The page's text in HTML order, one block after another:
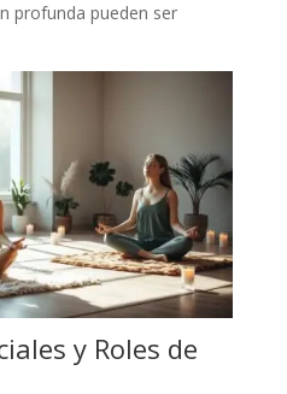
profunda pueden ser
y Roles de